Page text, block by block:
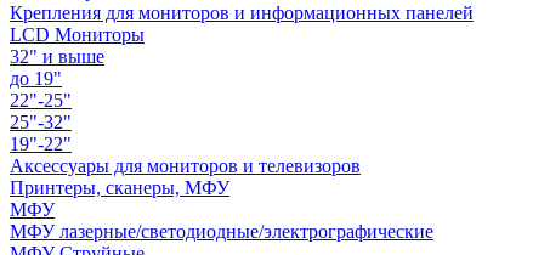
Крепления для мониторов и информационных панелей
LCD Мониторы
32" и выше
до 19"
22"-25"
25"-32"
19"-22"
Аксессуары для мониторов и телевизоров
Принтеры, сканеры, МФУ
МФУ
МФУ лазерные/светодиодные/электрографические